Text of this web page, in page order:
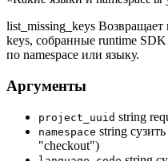
list_missing_keys Возвращает
keys, собранные runtime
по namespace или языку.
Аргументы
project_uuid string
namespace string
"checkout")